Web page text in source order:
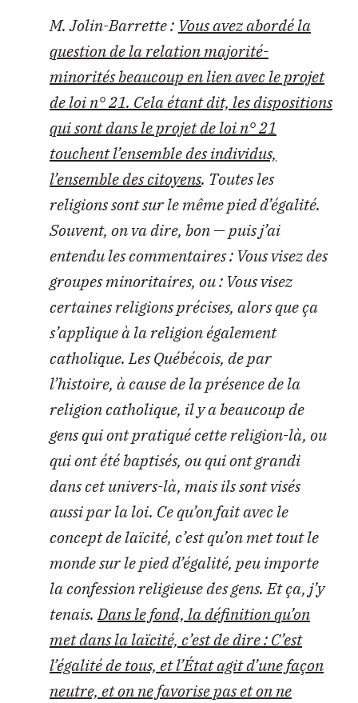
M. Jolin-Barrette : Vous avez abordé la
question de la relation majorité-
minorités beaucoup en lien avec le projet
de loi n° 21. Cela étant dit, les dispositions
qui sont dans le projet de loi n° 21
touchent l’ensemble des individus,
l’ensemble des citoyens. Toutes les
religions sont sur le même pied d’égalité.
Souvent, on va dire, bon — puis j’ai
entendu les commentaires : Vous visez des
groupes minoritaires, ou : Vous visez
certaines religions précises, alors que ça
s’applique à la religion également
catholique. Les Québécois, de par
l’histoire, à cause de la présence de la
religion catholique, il y a beaucoup de
gens qui ont pratiqué cette religion-là, ou
qui ont été baptisés, ou qui ont grandi
dans cet univers-là, mais ils sont visés
aussi par la loi. Ce qu’on fait avec le
concept de laïcité, c’est qu’on met tout le
monde sur le pied d’égalité, peu importe
la confession religieuse des gens. Et ça, j’y
tenais.Dans le fond, la définition qu’on
met dans la laïcité, c’est de dire : C’est
l’égalité de tous, et l’État agit d’une façon
neutre, et on ne favorise pas et on ne